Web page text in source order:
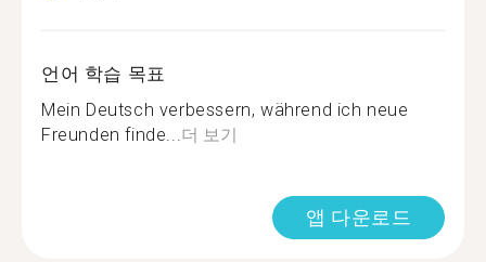
언어 학습 목표
Mein Deutsch verbessern, während ich neue
Freunden finde...더 보기
앱 다운로드